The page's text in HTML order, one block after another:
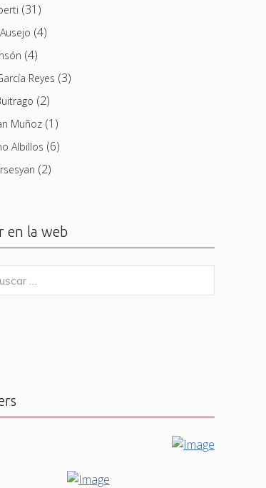
(31)
(4)
(4)
Reyes (3)
(2)
Muñoz(1)
Albillos (6)
(2)
en la web